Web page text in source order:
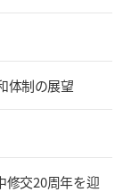
体制の展望
修交20周年を迎